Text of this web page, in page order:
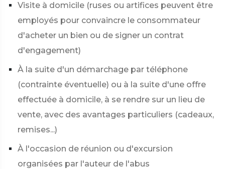
Visite à domicile (ruses ou artifices peuvent être
employés pour convaincre le consommateur
d'acheter un bien ou de signer un contrat
d'engagement)
À la suite d'un démarchage par téléphone
(contrainte éventuelle) ou à la suite d'une offre
effectuée à domicile, à se rendre sur un lieu de
vente, avec des avantages particuliers (cadeaux,
remises...)
À l'occasion de réunion ou d'excursion
organisées par l'auteur de l'abus